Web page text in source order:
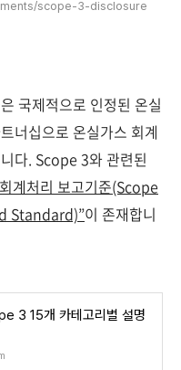
scope-3-disclosure
국제적으로 인정된 온실
너십으로 온실가스 회계
다. Scope 3와 관련된
계처리 보고기준(Scope
Standard)”이 존재합니
3 15개 카테고리별 설명